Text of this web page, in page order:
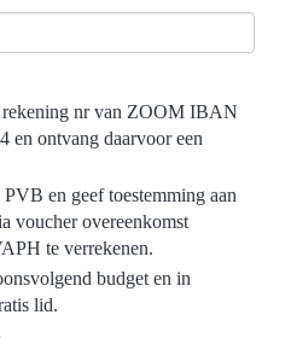
nr van ZOOM IBAN
en ontvang daarvoor een
en geef toestemming aan
voucher overeenkomst
te verrekenen.
budget en in
lid.